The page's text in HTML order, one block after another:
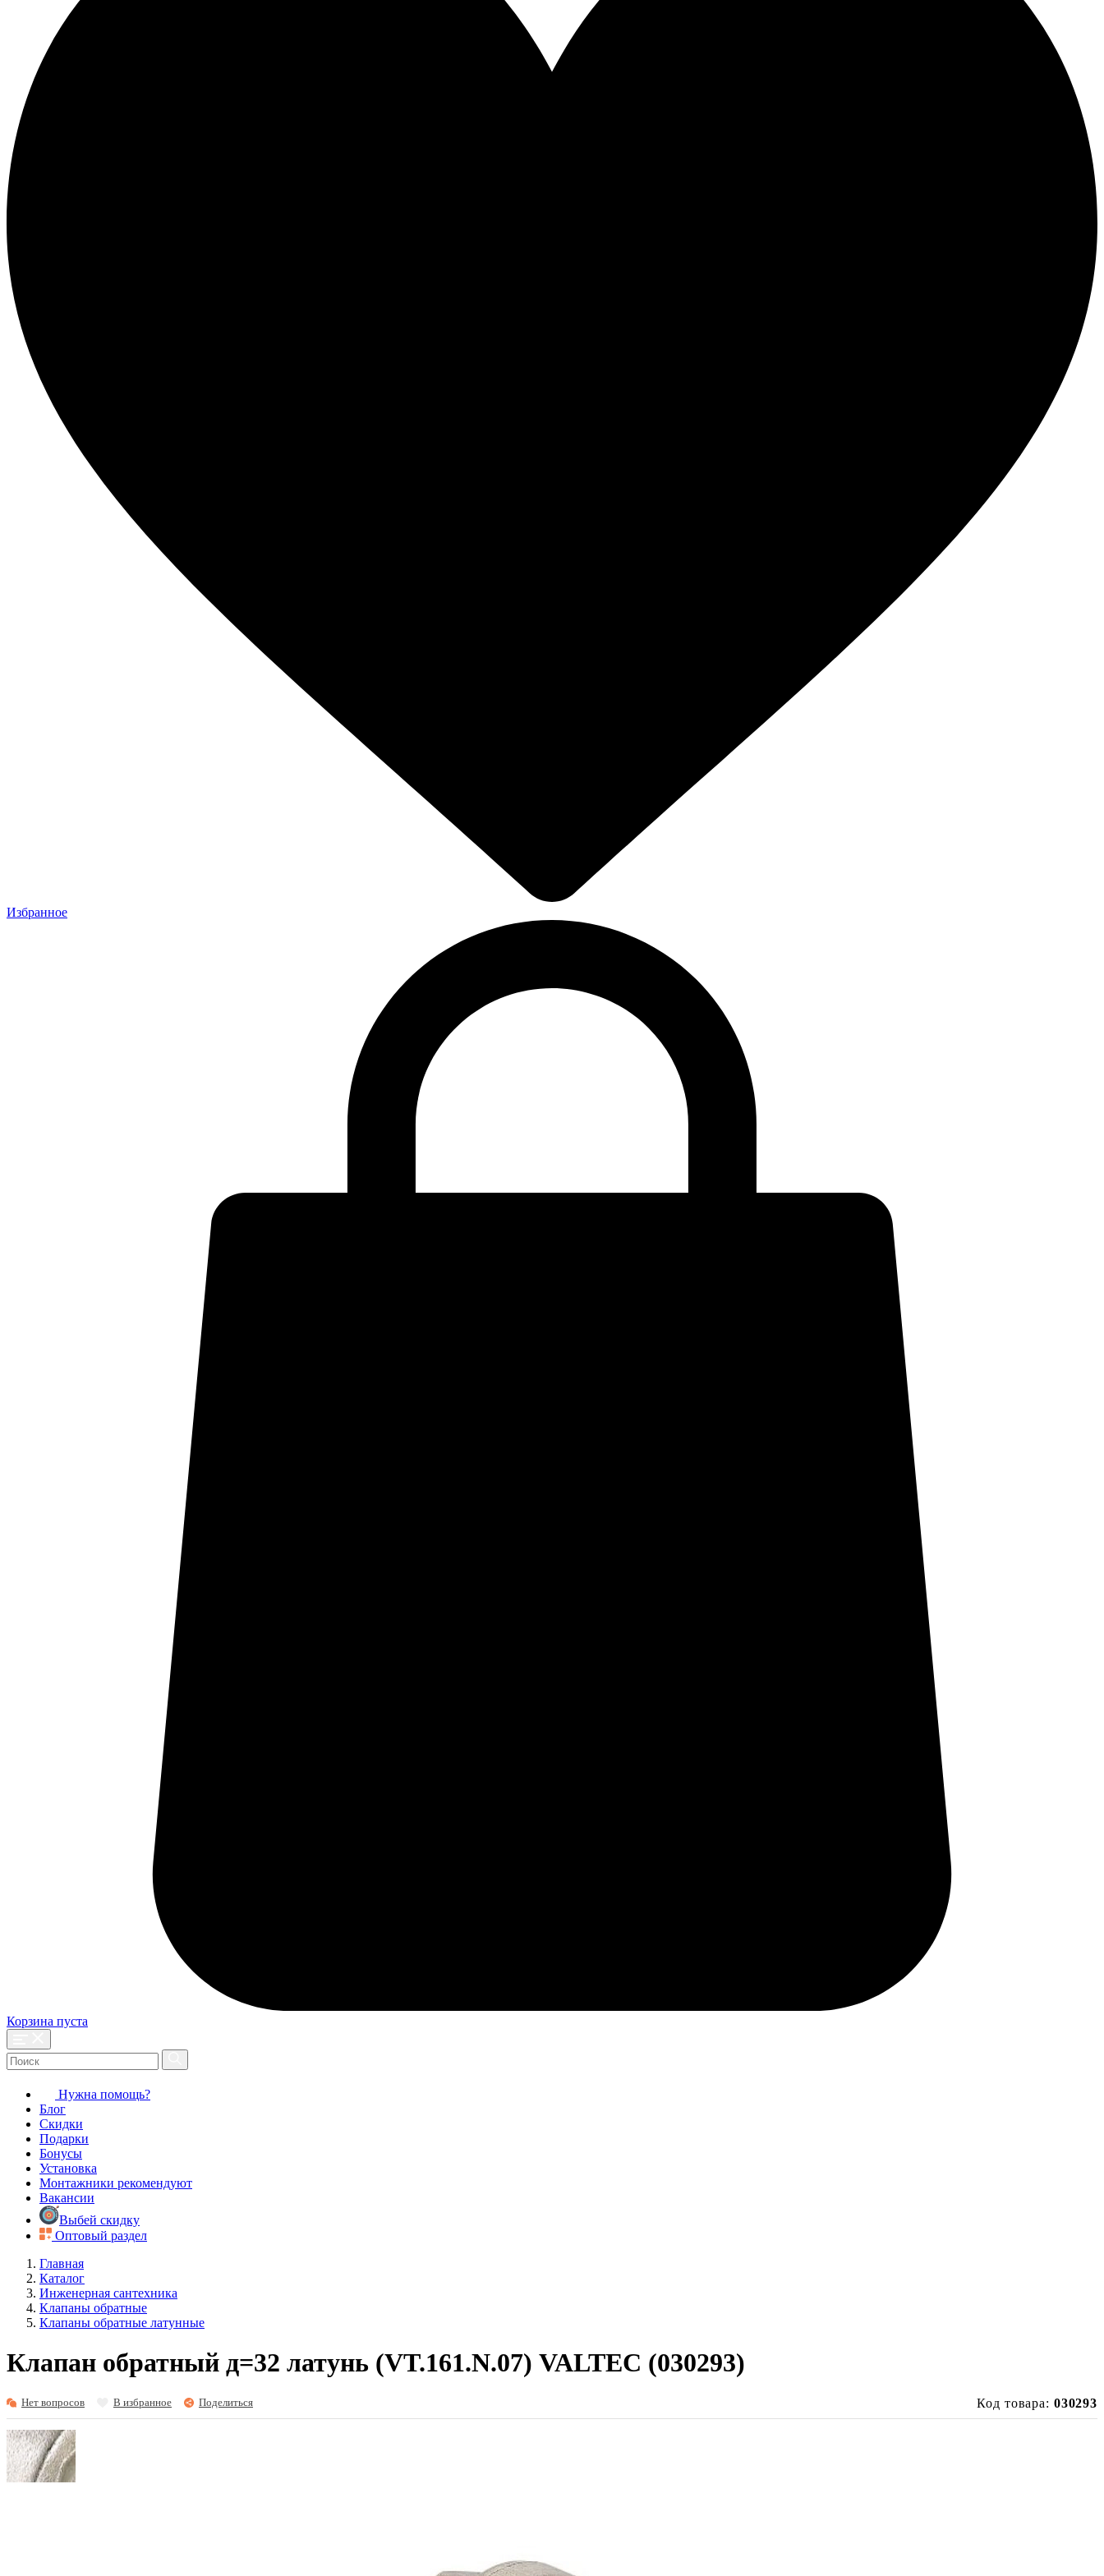
Избранное
Корзина пуста
Нужна помощь?
Блог
Скидки
Подарки
Бонусы
Установка
Монтажники рекомендуют
Вакансии
Выбей скидку
Оптовый раздел
Главная
Каталог
Инженерная сантехника
Клапаны обратные
Клапаны обратные латунные
Клапан обратный д=32 латунь (VT.161.N.07) VALTEC (030293)
Нет вопросов В избранное Поделиться Код товара: 030293